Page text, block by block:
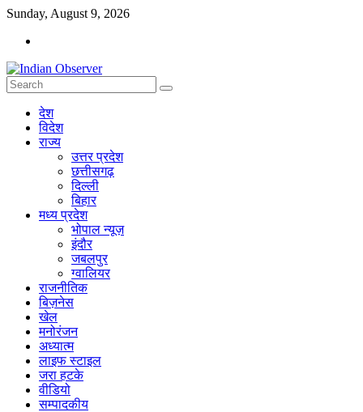
Skip
content
Sunday, August 9, 2026
Indian
Observer
News
देश
विदेश
राज्य
उत्तर प्रदेश
छत्तीसगढ़
दिल्ली
बिहार
मध्य प्रदेश
भोपाल न्यूज़
इंदौर
जबलपुर
ग्वालियर
राजनीतिक
बिज़नेस
खेल
मनोरंजन
अध्यात्म
लाइफ स्टाइल
जरा हटके
वीडियो
सम्पादकीय